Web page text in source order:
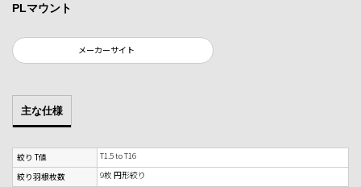
PLマウント
メーカーサイト
主な仕様
絞り T値
T1.5 to T16
絞り羽根枚数
9枚 円形絞り